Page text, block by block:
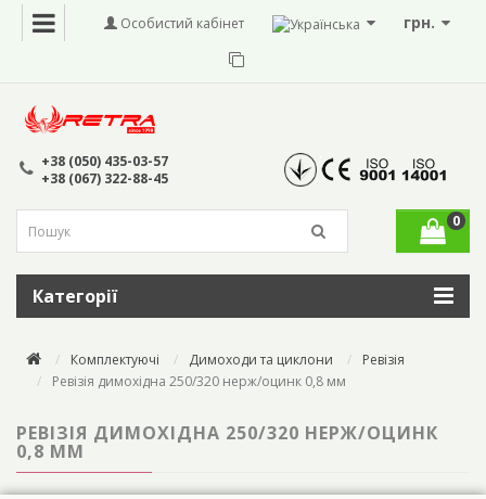
грн.
Особистий кабінет
+38 (050) 435-03-57
+38 (067) 322-88-45
0
Категорії
Комплектуючі Димоходи та циклони
Ревізія
Ревізія димохідна 250/320 нерж/оцинк 0,8 мм
РЕВІЗІЯ ДИМОХІДНА 250/320 НЕРЖ/ОЦИНК
0,8 ММ